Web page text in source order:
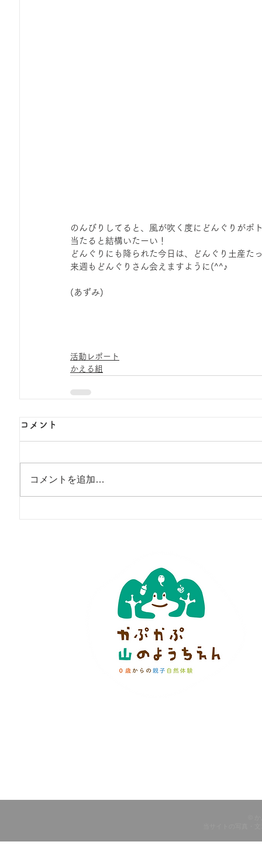
のんびりしてると、風が吹く度にどんぐりがポ
当たると結構いたーい！
どんぐりにも降られた今日は、どんぐり土産た
来週もどんぐりさん会えますように(^^♪
(あずみ)
活動レポート
かえる組
コメント
コメントを追加…